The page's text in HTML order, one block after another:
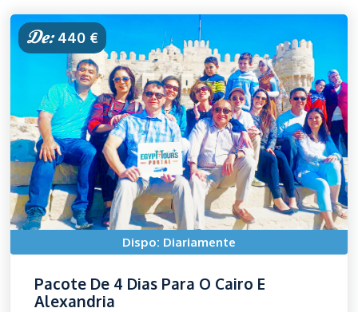
De:440 €
Dispo: Diariamente
Pacote De 4 Dias Para O Cairo E
Alexandria